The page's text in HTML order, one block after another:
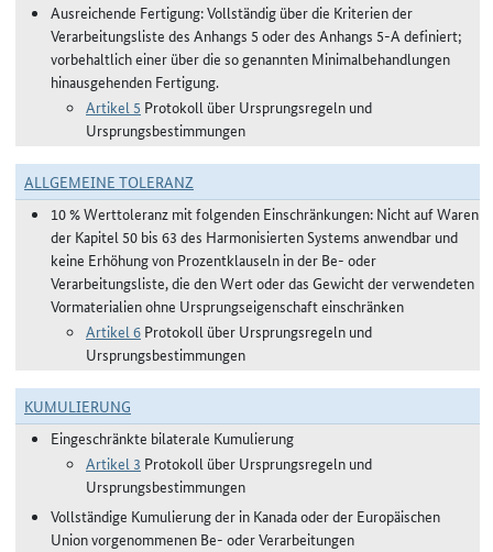
Ausreichende Fertigung: Vollständig über die Kriterien der
Verarbeitungsliste des Anhangs 5 oder des Anhangs 5-A definiert;
vorbehaltlich einer über die so genannten Minimalbehandlungen
hinausgehenden Fertigung.
Artikel 5 Protokoll über Ursprungsregeln und
Ursprungsbestimmungen
ALLGEMEINE TOLERANZ
10 % Werttoleranz mit folgenden Einschränkungen: Nicht auf Waren
der Kapitel 50 bis 63 des Harmonisierten Systems anwendbar und
keine Erhöhung von Prozentklauseln in der Be- oder
Verarbeitungsliste, die den Wert oder das Gewicht der verwendeten
Vormaterialien ohne Ursprungseigenschaft einschränken
Artikel 6 Protokoll über Ursprungsregeln und
Ursprungsbestimmungen
KUMULIERUNG
Eingeschränkte bilaterale Kumulierung
Artikel 3 Protokoll über Ursprungsregeln und
Ursprungsbestimmungen
Vollständige Kumulierung der in Kanada oder der Europäischen
Union vorgenommenen Be- oder Verarbeitungen